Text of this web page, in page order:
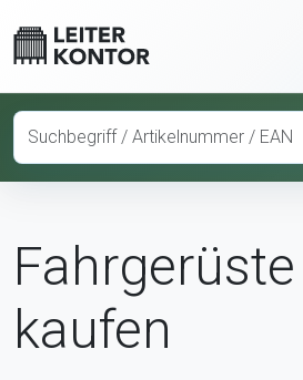
kaufen